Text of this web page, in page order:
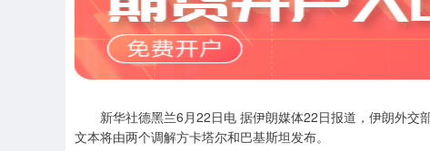
新华社德黑兰6月22日电 据伊朗媒体22日报道，伊朗外交
文本将由两个调解方卡塔尔和巴基斯坦发布。